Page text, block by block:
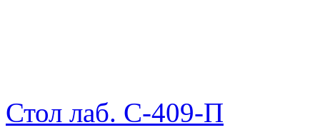
Стол лаб. С-409-П